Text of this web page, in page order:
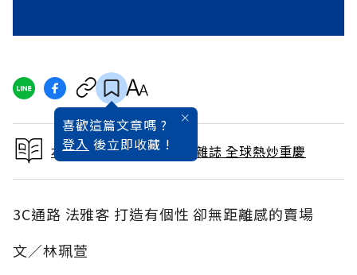
喜歡這篇文章嗎 ?
登入 後立即收藏 !
本文出自 2010 / 11月號雜誌 全球熱炒重慶
3C通路 法雅客 打造有個性 卻無距離感的賣場
文∕林珮萱